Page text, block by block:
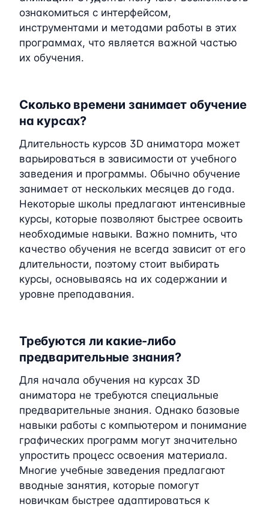
ознакомиться с интерфейсом,
инструментами и методами работы в этих
программах, что является важной частью
их обучения.
Сколько времени занимает обучение
на курсах?
Длительность курсов 3D аниматора может
варьироваться в зависимости от учебного
заведения и программы. Обычно обучение
занимает от нескольких месяцев до года.
Некоторые школы предлагают интенсивные
курсы, которые позволяют быстрее освоить
необходимые навыки. Важно помнить, что
качество обучения не всегда зависит от его
длительности, поэтому стоит выбирать
курсы, основываясь на их содержании и
уровне преподавания.
Требуются ли какие-либо
предварительные знания?
Для начала обучения на курсах 3D
аниматора не требуются специальные
предварительные знания. Однако базовые
навыки работы с компьютером и понимание
графических программ могут значительно
упростить процесс освоения материала.
Многие учебные заведения предлагают
вводные занятия, которые помогут
новичкам быстрее адаптироваться к